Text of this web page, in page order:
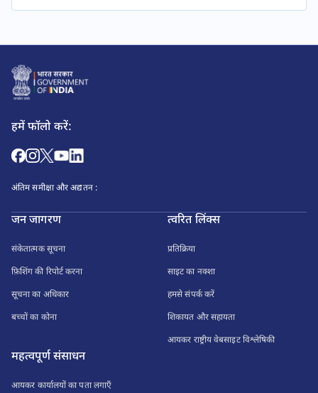
हमें फॉलो करें:
अंतिम समीक्षा और अद्यतन :
जन जागरण
संकेतात्मक सूचना
फ़िशिंग की रिपोर्ट करना
सूचना का अधिकार
बच्चों का कोना
त्वरित लिंक्स
प्रतिक्रिया
साइट का नक्शा
हमसे संपर्क करें
शिकायत और सहायता
आयकर राष्ट्रीय वेबसाइट विश्लेषिकी
महत्वपूर्ण संसाधन
आयकर कार्यालयों का पता लगाएँ